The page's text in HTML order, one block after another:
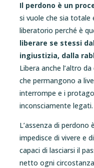
Il perdono è un
si vuole che sia totale
liberatorio perché è
liberare se stessi
ingiustizia, dalla
Libera anche l’altro
che permangono a
interrompe e i
inconsciamente legati.
L’assenza di perdono
impedisce di vivere e
capaci di lasciarsi il
netto ogni